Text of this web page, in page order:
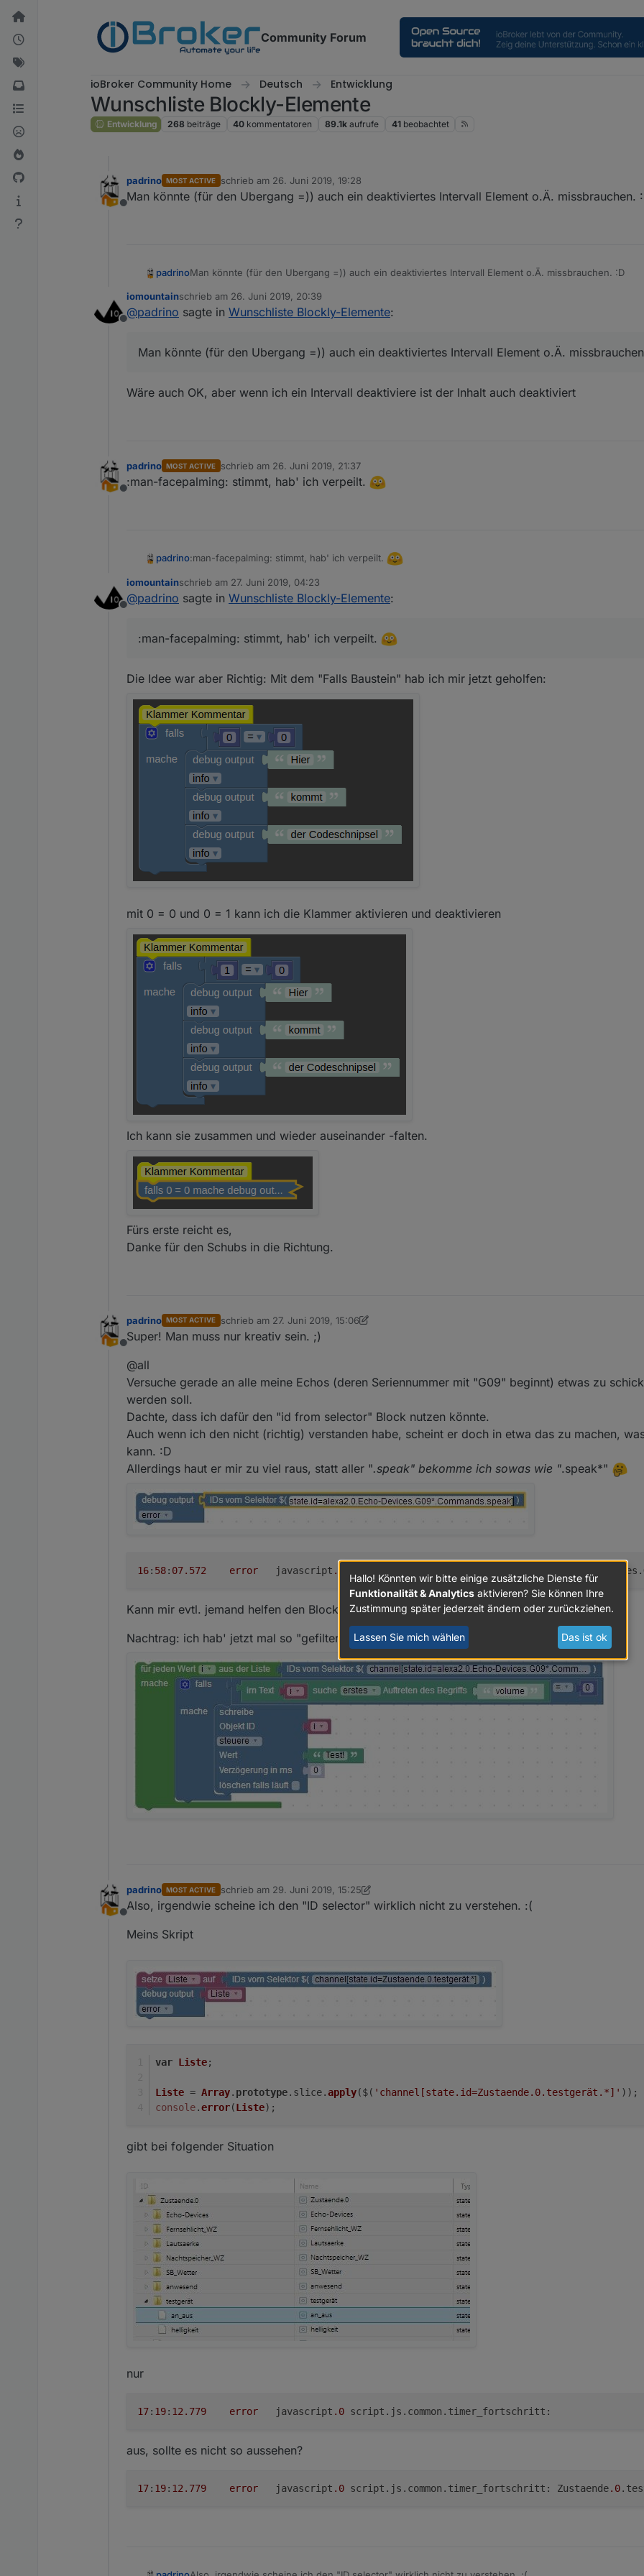
Weiter zum Inhalt
Community Forum
ioBroker Community Home Deutsch Entwicklung
Wunschliste Blockly-Elemente
Entwicklung 268 beiträge 40 kommentatoren 89.1k aufrufe 41 beobachtet
Offline
padrino MOST ACTIVE schrieb am 26. Juni 2019, 19:28
zuletzt editiert von
Man könnte (für den Ubergang =)) auch ein deaktiviertes Intervall Element o.Ä. missbrauchen.
padrinoMan könnte (für den Ubergang =)) auch ein deaktiviertes Intervall Element o.Ä. missbrauchen. :D
Offline
iomountainschrieb am 26. Juni 2019, 20:39
zuletzt editiert von
@padrino sagte in Wunschliste Blockly-Elemente:
Man könnte (für den Ubergang =)) auch ein deaktiviertes Intervall Element o.Ä.
Wäre auch OK, aber wenn ich ein Intervall deaktiviere ist der Inhalt auch deaktiviert
Offline
padrino MOST ACTIVE schrieb am 26. Juni 2019, 21:37
zuletzt editiert von
:man-facepalming: stimmt, hab' ich verpeilt.
padrino:man-facepalming: stimmt, hab' ich verpeilt.
Offline
iomountainschrieb am 27. Juni 2019, 04:23
zuletzt editiert von
@padrino sagte in Wunschliste Blockly-Elemente:
:man-facepalming: stimmt, hab' ich verpeilt.
Die Idee war aber Richtig: Mit dem "Falls Baustein" hab ich mir jetzt geholfen:
mit 0 = 0 und 0 = 1 kann ich die Klammer aktivieren und deaktivieren
Ich kann sie zusammen und wieder auseinander -falten.
Fürs erste reicht es,
Danke für den Schubs in die Richtung.
Offline
padrino MOST ACTIVE schrieb am 27. Juni 2019, 15:06
zuletzt editiert von padrino
Super! Man muss nur kreativ sein. ;)
@all
Versuche gerade an alle meine Echos (deren Seriennummer mit "G09" beginnt) etwas zu
werden soll.
Dachte, dass ich dafür den "id from selector" Block nutzen könnte.
Auch wenn ich den nicht (richtig) verstanden habe, scheint er doch in etwa das zu machen,
kann. :D
Allerdings haut er mir zu viel raus, statt aller ".speak" bekomme ich sowas wie ".speak*"
16: 58: 07.572 error
	javascript
.0 .Echo-
Kann mir evtl. jemand helfen den Block richtig zu verstehen.
Nachtrag: ich hab' jetzt mal so "gefiltert"...
Offline
padrino MOST ACTIVE schrieb am 29. Juni 2019, 15:25
zuletzt editiert von padrino
Also, irgendwie scheine ich den "ID selector" wirklich nicht zu verstehen. :(
Meins Skript
var Liste;
Liste = Array. prototype. slice.apply($( 'channel[state.id=Zustaende.0.testgerät.*]' ));
console.error(Liste);
gibt bei folgender Situation
nur
17: 19: 12.779 error
	javascript
.0
aus, sollte es nicht so aussehen?
17: 19: 12.779 error
	javascript
.0 script.js.common.timer_fortschritt: Zustaende.0
Hallo! Könnten wir bitte einige zusätzliche Dienste für
Funktionalität & Analytics aktivieren? Sie können Ihre
Zustimmung später jederzeit ändern oder zurückziehen.
Lassen Sie mich wählen Das ist ok